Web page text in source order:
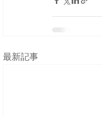
最新記事